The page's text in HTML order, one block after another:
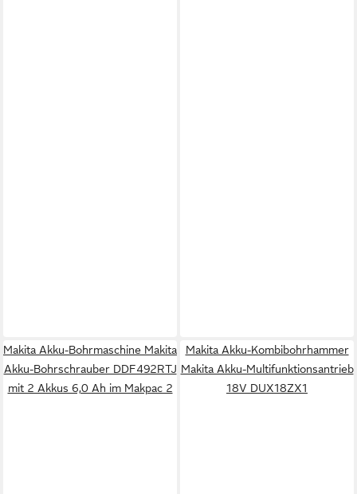
Makita Akku-Bohrmaschine Makita
Akku-Bohrschrauber DDF492RTJ
mit 2 Akkus 6,0 Ah im Makpac 2
Makita Akku-Kombibohrhammer
Makita Akku-Multifunktionsantrieb
18V DUX18ZX1